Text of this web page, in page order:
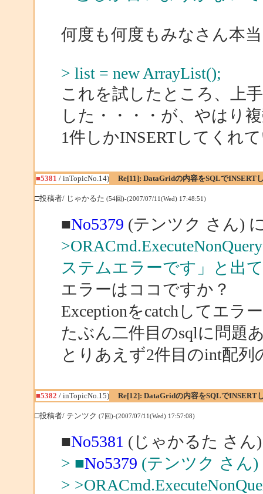
何度も何度もみなさん本
> list = new ArrayList();
これを試したところ、上
した・・・・が、やはり
1件しかINSERTしてくれ
■5381 / inTopicNo.14) Re[11]: DataGridの内容をSQLでINSERT
□投稿者/ じゃかるた (54回)-(2007/07/11(Wed) 17:48:51)
■No5379 (テンツク さん)
ステムエラーです」と出
エラーはココですか？
Exceptionをcatchしてエラ
たぶん二件目のsqlに問題
とりあえず2件目のint配
■5382 / inTopicNo.15) Re[12]: DataGridの内容をSQLでINSERT
□投稿者/ テンツク (7回)-(2007/07/11(Wed) 17:57:08)
■No5381 (じゃかるた さん
> ■No5379 (テンツク さん)
>